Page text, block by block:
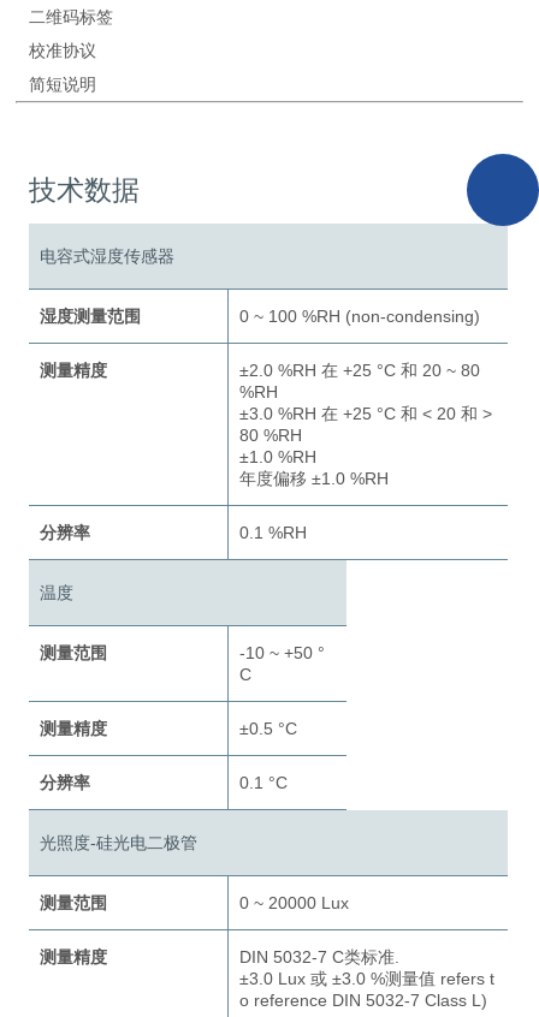
二维码标签
校准协议
简短说明
技术数据
电容式湿度传感器
湿度测量范围 0 ~ 100 %RH (non-condensing)
测量精度
±2.0 %RH 在 +25 °C 和 20 ~ 80
%RH
±3.0 %RH 在 +25 °C 和 < 20 和 >
80 %RH
±1.0 %RH
年度偏移 ±1.0 %RH
分辨率 0.1 %RH
温度
测量范围
-10 ~ +50 °
C
测量精度 ±0.5 °C
分辨率 0.1 °C
光照度-硅光电二极管
测量范围 0 ~ 20000 Lux
测量精度
DIN 5032-7 C类标准.
±3.0 Lux 或 ±3.0 %测量值 refers t
o reference DIN 5032-7 Class L)